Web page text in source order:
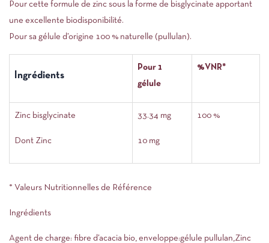
Pour cette formule de zinc sous la forme de bisglycinate apportant
une excellente biodisponibilité.
Pour sa gélule d’origine 100 % naturelle (pullulan).
Ingrédients
Pour 1
gélule
%VNR*
Zinc bisglycinate
Dont Zinc
33.34 mg
10 mg
100 %
* Valeurs Nutritionnelles de Référence
Ingrédients
Agent de charge: fibre d’acacia bio, enveloppe:gélule pullulan,Zinc